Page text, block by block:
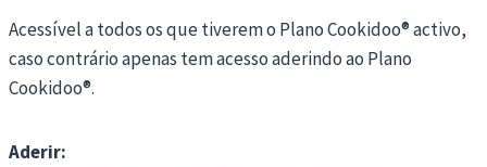
Acessível a todos os que tiverem o Plano Cookidoo® activo,
caso contrário apenas tem acesso aderindo ao Plano
Cookidoo®.
Aderir: